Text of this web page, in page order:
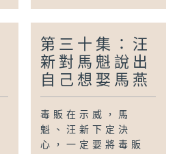
第三十集：汪
新對馬魁說出
自己想娶馬燕
毒販在示威，馬
魁、汪新下定決
心，一定要將毒販